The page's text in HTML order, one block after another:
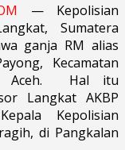
— Kepolisian
Sumatera
ganja RM alias
Kecamatan
Aceh. Hal itu
Langkat AKBP
Kepolisian
di Pangkalan